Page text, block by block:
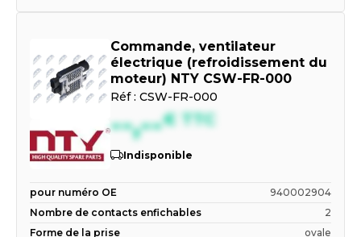
Commande, ventilateur
électrique (refroidissement du
moteur) NTY CSW-FR-000
Réf : CSW-FR-000
--,--€ TTC
Indisponible
pour numéro OE
940002904
Nombre de contacts enfichables
2
Forme de la prise
ovale